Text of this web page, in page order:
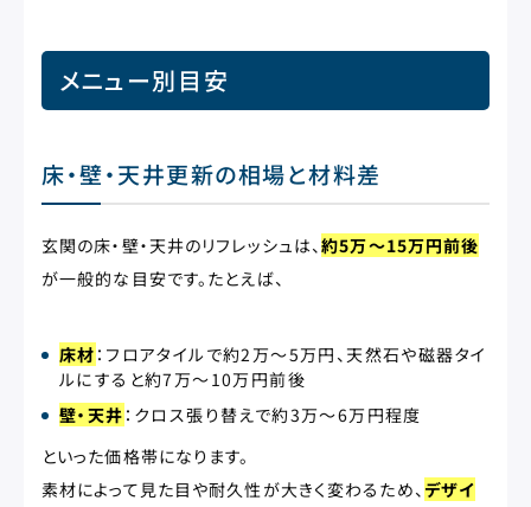
メニュー別目安
床・壁・天井更新の相場と材料差
玄関の床・壁・天井のリフレッシュは、約5万〜15万円前後
が一般的な目安です。たとえば、
床材 ：フロアタイルで約2万〜5万円、天然石や磁器タイ
ルにすると約7万〜10万円前後
壁・天井 ：クロス張り替えで約3万〜6万円程度
といった価格帯になります。
素材によって見た目や耐久性が大きく変わるため、 デザイ